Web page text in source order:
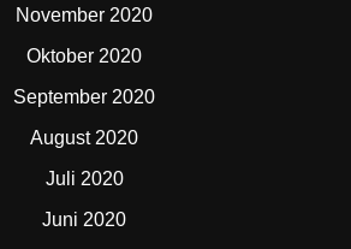
November 2020
Oktober 2020
September 2020
August 2020
Juli 2020
Juni 2020